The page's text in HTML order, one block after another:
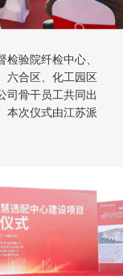
验院纤检中心、
六合区、化工园区
司骨干员工共同出
本次仪式由江苏派